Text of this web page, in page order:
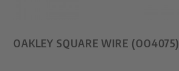
OAKLEY SQUARE WIRE (OO4075)